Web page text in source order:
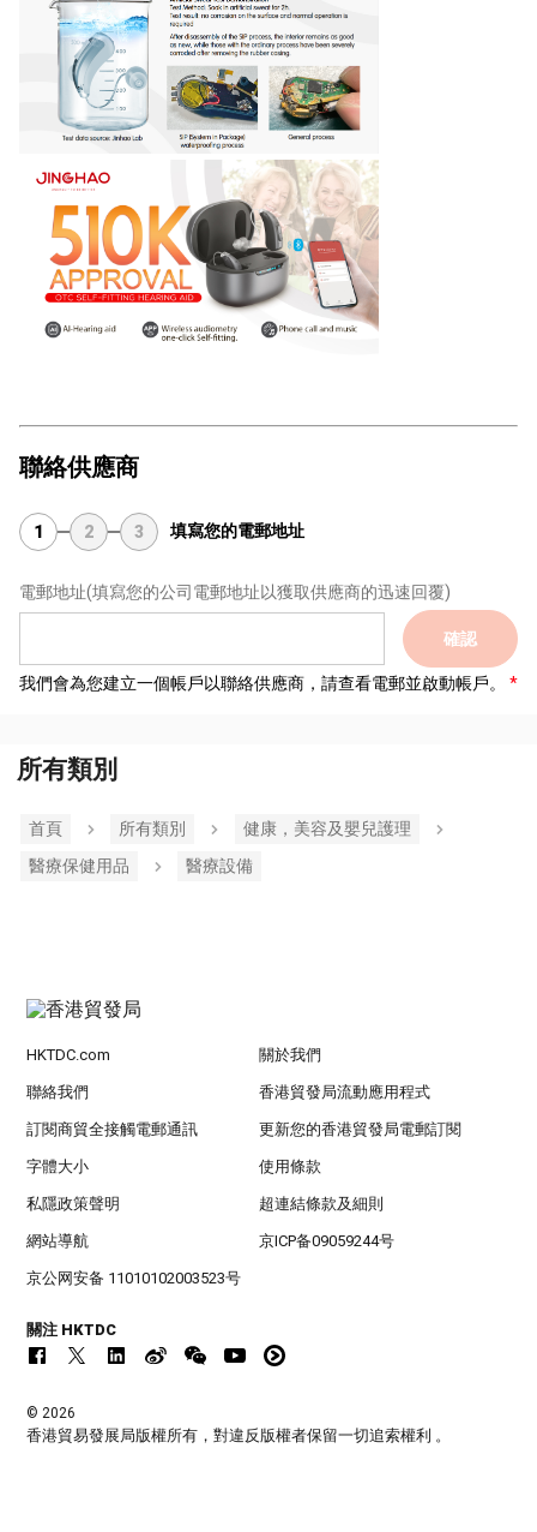
聯絡供應商
1 2 3 填寫您的電郵地址
電郵地址(填寫您的公司電郵地址以獲取供應商的迅速回覆)
確認
我們會為您建立一個帳戶以聯絡供應商，請查看電郵並啟動帳戶。
所有類別
首頁 所有類別
健康，美容及嬰兒護理
醫療保健用品
醫療設備
HKTDC.com 關於我們
聯絡我們 香港貿發局流動應用程式
訂閱商貿全接觸電郵通訊 更新您的香港貿發局電郵訂閱
字體大小 使用條款
私隱政策聲明 超連結條款及細則
網站導航 京ICP备09059244号
京公网安备 11010102003523号
關注 HKTDC
© 2026
香港貿易發展局版權所有，對違反版權者保留一切追索權利 。